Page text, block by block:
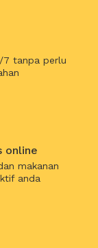
7 tanpa perlu
online
makanan
anda